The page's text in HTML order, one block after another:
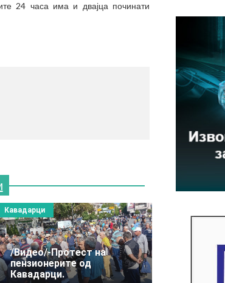
24 часа има и двајца починати
МЕСТО ЗА
/Видео/-Протест на
пензионерите од
Кавадарци.
Кавадарци